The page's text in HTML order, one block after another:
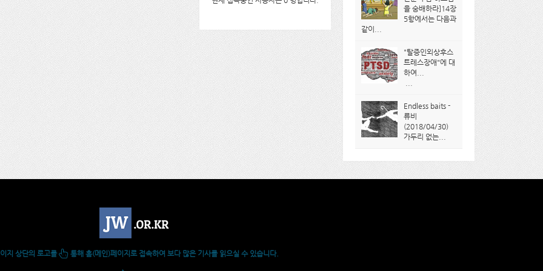
을 숭배하라]14장
5항에서는 다음과
같이...
"탈증인외상후스
트레스장애"에 대
하여...
Endless baits -
류비
(2018/04/30)
가두리 없는...
지 상단의 로고를 통해 홈(메인)페이지로 접속하여 보다 많은 기사를 읽으실 수 있습니다.